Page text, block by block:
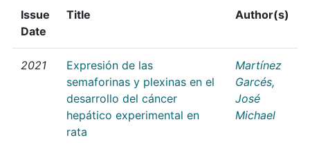
Issue
Date
Title Author(s)
2021
Expresión de las
semaforinas y plexinas en el
desarrollo del cáncer
hepático experimental en
rata
Martínez
Garcés,
José
Michael